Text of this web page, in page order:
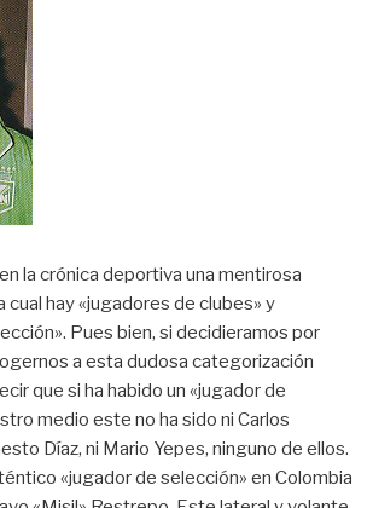
la crónica deportiva una mentirosa
cual hay «jugadores de clubes» y
Pues bien, si decidieramos por
a esta dudosa categorización
que si ha habido un «jugador de
medio este no ha sido ni Carlos
Díaz, ni Mario Yepes, ninguno de ellos.
«jugador de selección» en Colombia